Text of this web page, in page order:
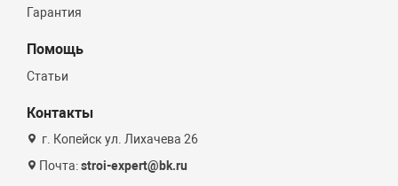
Гарантия
Помощь
Статьи
Контакты
г. Копейск ул. Лихачева 26
Почта:stroi-expert@bk.ru